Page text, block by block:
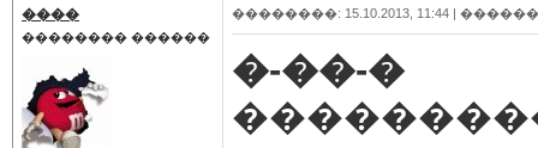
����
�������� ������
��������: 15.10.2013, 11:44 |
�-��-�